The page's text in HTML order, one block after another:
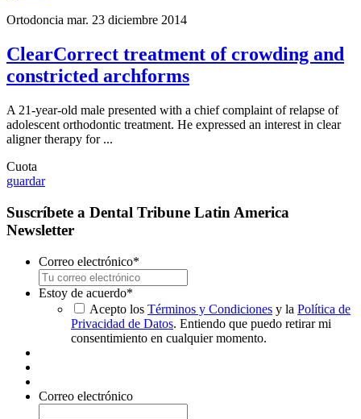
Ortodoncia mar. 23 diciembre 2014
ClearCorrect treatment of crowding and
constricted archforms
A 21-year-old male presented with a chief complaint of relapse of
adolescent orthodontic treatment. He expressed an interest in clear
aligner therapy for ...
Cuota
guardar
Suscríbete a Dental Tribune Latin America
Newsletter
Correo electrónico*
Estoy de acuerdo*
Acepto los Términos y Condiciones y la Política de
Privacidad de Datos. Entiendo que puedo retirar mi
consentimiento en cualquier momento.
Correo electrónico